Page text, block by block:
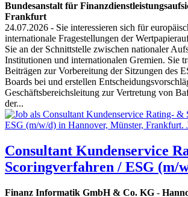
Bundesanstalt für
Frankfurt
24.07.2026 - Sie interessieren sich für
internationale Fragestellungen der
Sie an der Schnittstelle zwischen nationaler
Institutionen und internationalen Gremien. Sie
Beiträgen zur Vorbereitung der Sitzungen des
Boards bei und erstellen
Geschäftsbereichsleitung zur Vertretung von
der...
Consultant Kundenservice
Scoringverfahren / ESG (m/
Finanz Informatik GmbH & Co. KG -